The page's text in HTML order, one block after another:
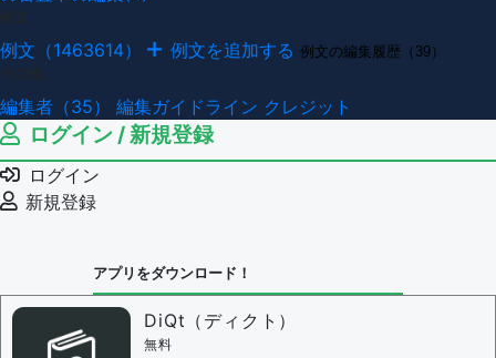
例文（1463614） 例文を追加する 例文の編集履歴（39）
編集者（35） 編集ガイドライン クレジット
ログイン / 新規登録
ログイン
新規登録
アプリをダウンロード！
DiQt（ディクト）
無料